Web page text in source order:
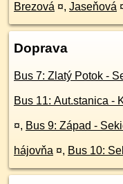
Brezová ¤, Jaseňová
Doprava
Bus 7: Zlatý Potok -
Bus 11: Aut.stanica -
¤, Bus 9: Západ -
hájovňa ¤, Bus 10: